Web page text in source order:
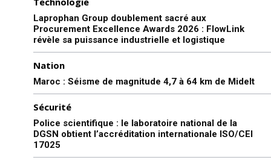
Laprophan Group doublement sacré aux
Procurement Excellence Awards 2026 : FlowLink
révèle sa puissance industrielle et logistique
Nation
Maroc : Séisme de magnitude 4,7 à 64 km de Midelt
Sécurité
Police scientifique : le laboratoire national de la
DGSN obtient l’accréditation internationale ISO/CEI
17025